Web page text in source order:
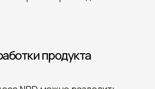
продукта